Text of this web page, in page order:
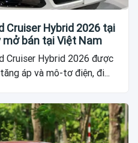
Cruiser Hybrid 2026 tại
bán tại Việt Nam
Cruiser Hybrid 2026 được
áp và mô-tơ điện, đi...